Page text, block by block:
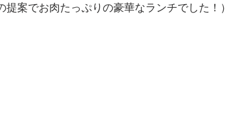
提案でお肉たっぷりの豪華なランチでした！）